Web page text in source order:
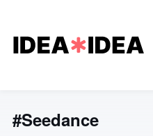
#Seedance